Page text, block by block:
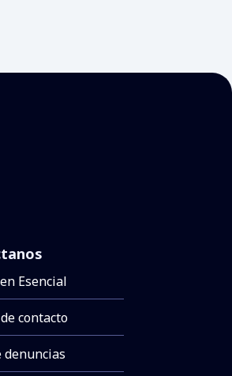
Esencial
contacto
denuncias